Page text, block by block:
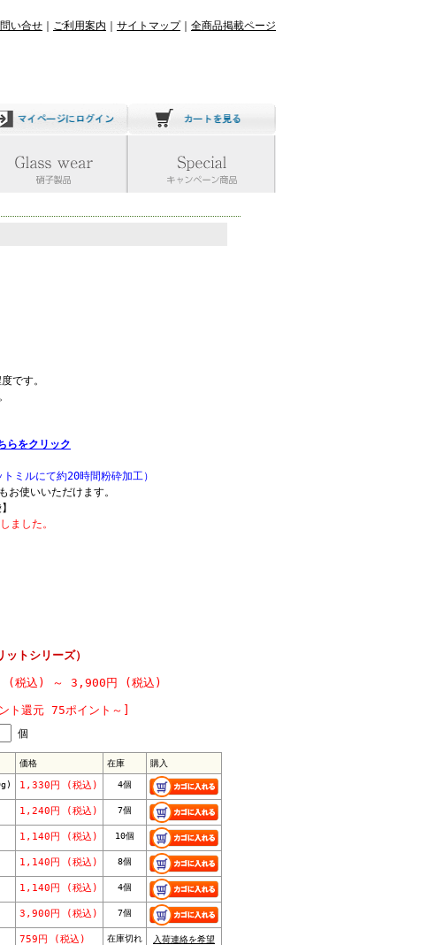
い合せ ご利用案内 サイトマップ｜ 全商品掲載ページ
です。
らをクリック
ルにて約20時間粉砕加工）
お使いいただけます。
ました。
トシリーズ）
(税込) ～ 3,900円 (税込)
ト還元 75ポイント～]
個
価格 在庫 購入
1,330円 (税込) 4個
1,240円 (税込) 7個
1,140円 (税込) 10個
1,140円 (税込) 8個
1,140円 (税込) 4個
3,900円 (税込) 7個
759円 (税込) 在庫切れ 入荷連絡を希望